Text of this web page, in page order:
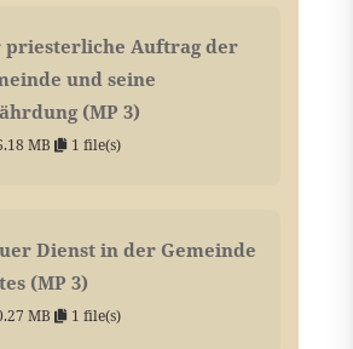
priesterliche Auftrag der
und seine
(MP 3)
MB 1 file(s)
Dienst in der Gemeinde
(MP 3)
MB 1 file(s)